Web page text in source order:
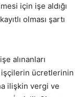
için işe aldığı
olması şartı
alınanları
işçilerin ücretlerinin
ilişkin vergi ve